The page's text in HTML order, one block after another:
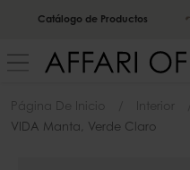
Catálogo de Productos
Página De Inicio Interior
VIDA Manta, Verde Claro